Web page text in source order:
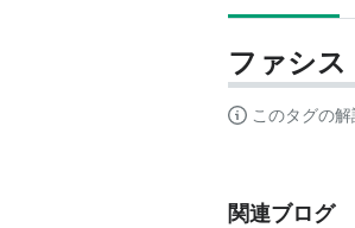
ファシ
このタグの
関連ブログ